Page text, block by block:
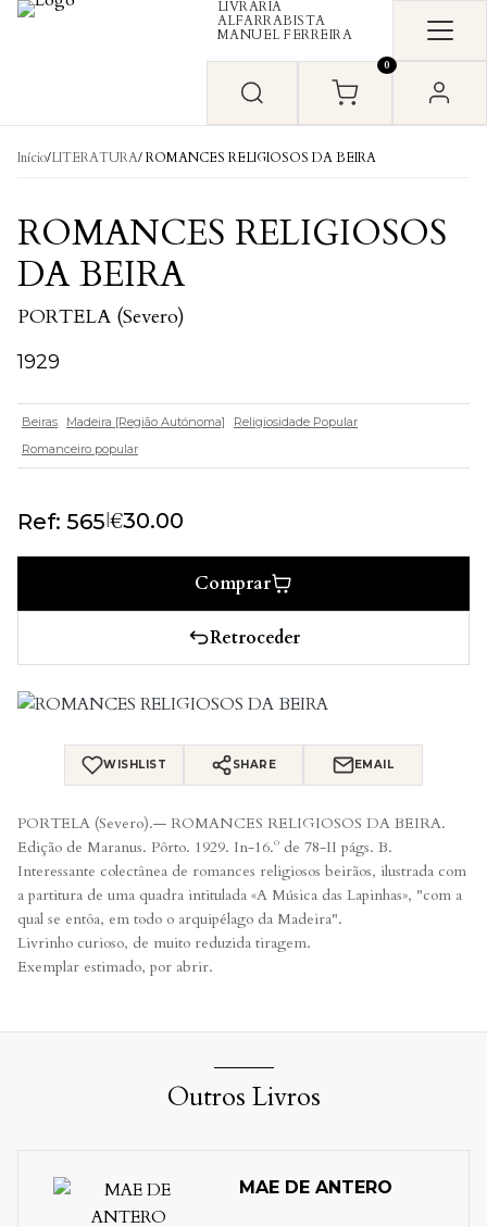
Skip to content
LIVRARIA
ALFARRABISTA
MANUEL FERREIRA
0
Início/LITERATURA/ ROMANCES RELIGIOSOS DA BEIRA
ROMANCES RELIGIOSOS
DA BEIRA
PORTELA (Severo)
1929
Beiras Madeira [Região Autónoma]
Religiosidade Popular
Romanceiro popular
Ref: 565|€30.00
Comprar
Retroceder
WISHLIST SHARE EMAIL
PORTELA (Severo).— ROMANCES RELIGIOSOS DA BEIRA.
Edição de Maranus. Pôrto. 1929. In-16.º de 78-II págs. B.
Interessante colectânea de romances religiosos beirãos, ilustrada com
a partitura de uma quadra intitulada «A Música das Lapinhas», "com a
qual se entôa, em todo o arquipélago da Madeira".
Livrinho curioso, de muito reduzida tiragem.
Exemplar estimado, por abrir.
Outros Livros
MAE DE ANTERO